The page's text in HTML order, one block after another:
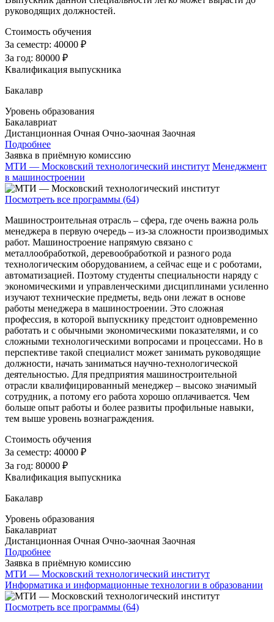
руководящих должностей.
Стоимость обучения
За семестр: 40000 ₽
За год: 80000 ₽
Квалификация выпускника
Бакалавр
Уровень образования
Бакалавриат
Дистанционная Очная Очно-заочная Заочная
Подробнее
Заявка в приёмную комиссию
МТИ — Московский технологический институт Менеджмент
в машиностроении
Посмотреть все программы (64)
Машиностроительная отрасль – сфера, где очень важна роль
менеджера в первую очередь – из-за сложности производимых
работ. Машиностроение напрямую связано с
металлообработкой, деревообработкой и разного рода
технологическим оборудованием, а сейчас еще и с роботами,
автоматизацией. Поэтому студенты специальности наряду с
экономическими и управленческими дисциплинами усиленно
изучают технические предметы, ведь они лежат в основе
работы менеджера в машиностроении. Это сложная
профессия, в которой выпускнику предстоит одновременно
работать и с обычными экономическими показателями, и со
сложными технологическими вопросами и процессами. Но в
перспективе такой специалист может занимать руководящие
должности, начать заниматься научно-технологической
деятельностью. Для предприятия машиностроительной
отрасли квалифицированный менеджер – высоко значимый
сотрудник, а потому его работа хорошо оплачивается. Чем
больше опыт работы и более развиты профильные навыки,
тем выше уровень вознаграждения.
Стоимость обучения
За семестр: 40000 ₽
За год: 80000 ₽
Квалификация выпускника
Бакалавр
Уровень образования
Бакалавриат
Дистанционная Очная Очно-заочная Заочная
Подробнее
Заявка в приёмную комиссию
МТИ — Московский технологический институт
Информатика и информационные технологии в образовании
Посмотреть все программы (64)